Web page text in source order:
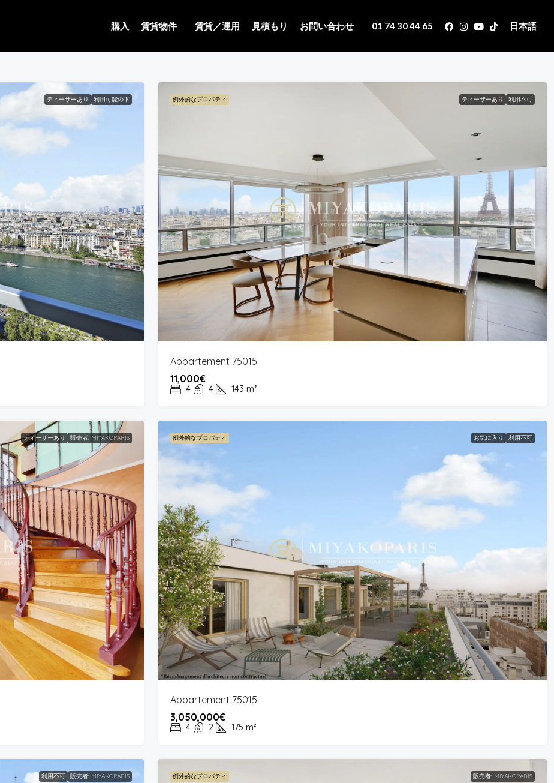
購入 賃貸物件 賃貸／運用 見積もり お問い合わせ 01 74 30 44 65 日本語
ティーザーあり 利用可能の下 例外的なプロパティ ティーザーあり 利用不可
Appartement 75015
11,000€
4 4 143 m²
ティーザーあり 販売者: MIYAKOPARIS 例外的なプロパティ お気に入り 利用不可
Appartement 75015
3,050,000€
4 2 175 m²
利用不可 販売者: MIYAKOPARIS 例外的なプロパティ 販売者: MIYAKOPARIS